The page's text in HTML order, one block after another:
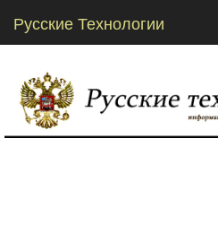
Русские Технологии